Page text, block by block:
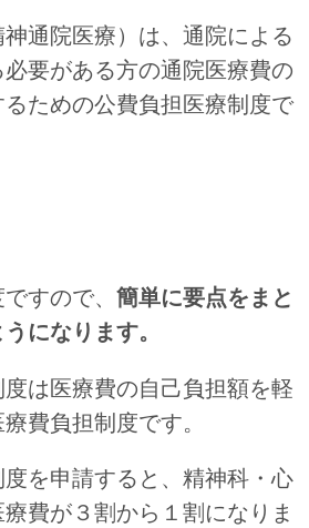
通院医療）は、通院による
要がある方の通院医療費の
ための公費負担医療制度で
すので、 簡単に要点をまと
になります。
度は医療費の自己負担額を軽
費負担制度です。
度を申請すると、精神科・心
費が３割から１割になりま